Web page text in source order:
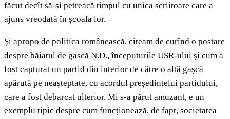
făcut decît să-și petreacă timpul cu unica scriitoare care a
ajuns vreodată în școala lor.
Și apropo de politica românească, citeam de curînd o postare
despre băiatul de gașcă N.D., începuturile USR-ului și cum a
fost capturat un partid din interior de către o altă gașcă
apărută pe neașteptate, cu acordul președintelui partidului,
care a fost debarcat ulterior. Mi s-a părut amuzant, e un
exemplu tipic despre cum funcționează, de fapt, societatea